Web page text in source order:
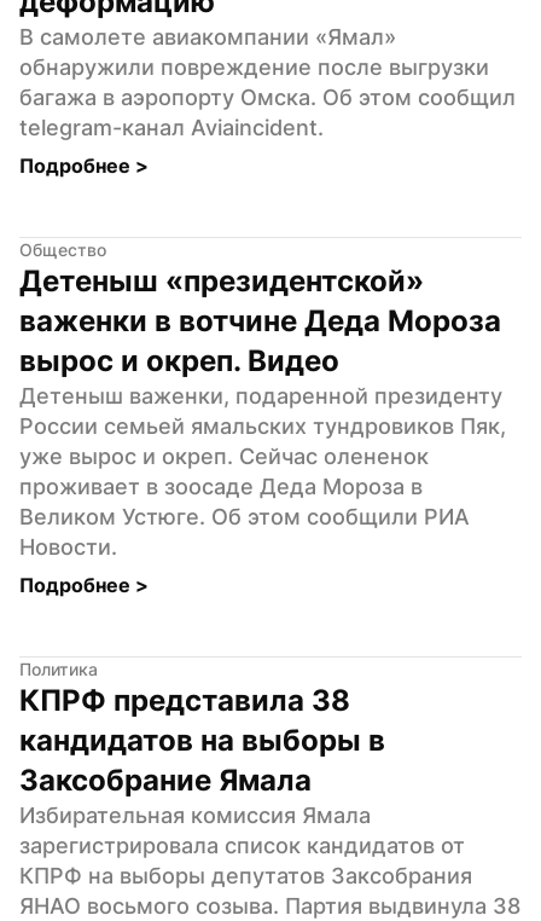
В самолете авиакомпании «Ямал»
обнаружили повреждение после выгрузки
багажа в аэропорту Омска. Об этом сообщил
telegram-канал Aviaincident.
Подробнее >
Общество
Детеныш «президентской»
важенки в вотчине Деда Мороза
вырос и окреп. Видео
Детеныш важенки, подаренной президенту
России семьей ямальских тундровиков Пяк,
уже вырос и окреп. Сейчас олененок
проживает в зоосаде Деда Мороза в
Великом Устюге. Об этом сообщили РИА
Новости.
Подробнее >
Политика
КПРФ представила 38
кандидатов на выборы в
Заксобрание Ямала
Избирательная комиссия Ямала
зарегистрировала список кандидатов от
КПРФ на выборы депутатов Заксобрания
ЯНАО восьмого созыва. Партия выдвинула 38